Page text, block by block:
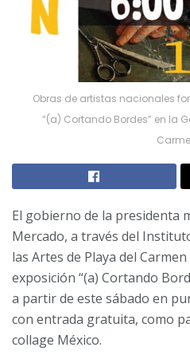
Obras de artistas nacionales
“(a) Cortando Bordes” en la
El gobierno de la presidenta
Mercado, a través del
las Artes de Playa del
exposición “(a) Cortando
a partir de este sábado en
con entrada gratuita, como
collage México.